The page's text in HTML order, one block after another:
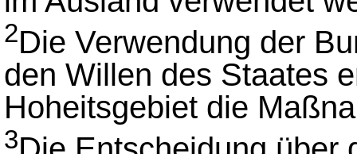
2Die Verwendung der
den Willen des Staates
Hoheitsgebiet die
3